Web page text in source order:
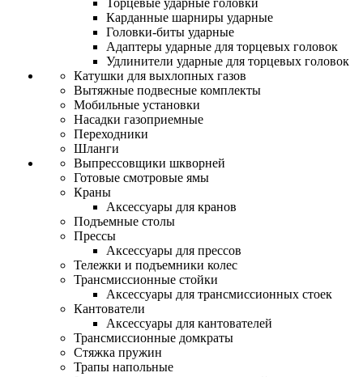
Торцевые ударные головки
Карданные шарниры ударные
Головки-биты ударные
Адаптеры ударные для торцевых головок
Удлинители ударные для торцевых головок
Катушки для выхлопных газов
Вытяжные подвесные комплекты
Мобильные установки
Насадки газоприемные
Переходники
Шланги
Выпрессовщики шкворней
Готовые смотровые ямы
Краны
Аксессуары для кранов
Подъемные столы
Прессы
Аксессуары для прессов
Тележки и подъемники колес
Трансмиссионные стойки
Аксессуары для трансмиссионных стоек
Кантователи
Аксессуары для кантователей
Трансмиссионные домкраты
Стяжка пружин
Трапы напольные